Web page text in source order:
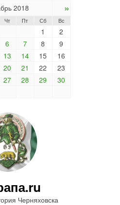
2018 »
Чт Пт Сб Вс
1
2
6 7 8
9
13 14 15
16
20 21 22
23
27 28 29
30
Черняховска